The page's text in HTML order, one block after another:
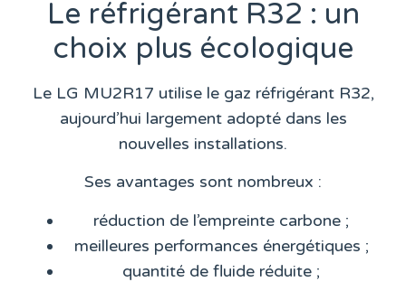
Le réfrigérant R32 : un
choix plus écologique
Le LG MU2R17 utilise le gaz réfrigérant R32,
aujourd’hui largement adopté dans les
nouvelles installations.
Ses avantages sont nombreux :
réduction de l’empreinte carbone ;
meilleures performances énergétiques ;
quantité de fluide réduite ;